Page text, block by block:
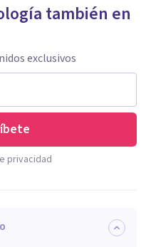
también en
exclusivos
privacidad